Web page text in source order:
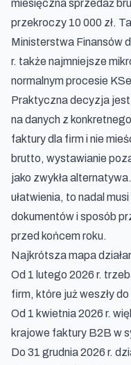
miesięczna sprzedaż
przekroczy 10 000 zł.
Ministerstwa Finansów
r. także najmniejsze
normalnym procesie
Praktyczna decyzja
na danych z
faktury dla firm i nie
brutto, wystawianie
jako zwykła
ułatwienia, to nadal
dokumentów i sposób
przed końcem roku.
Najkrótsza mapa
Od 1 lutego 2026 r.
firm, które już weszły do
Od 1 kwietnia 2026 r.
krajowe faktury B2B w
Do 31 grudnia 2026 r.